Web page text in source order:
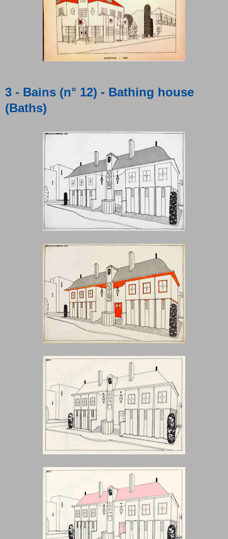
3 - Bains (n° 12) - Bathing house
(Baths)